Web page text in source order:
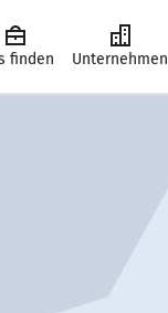
finden Unternehmen